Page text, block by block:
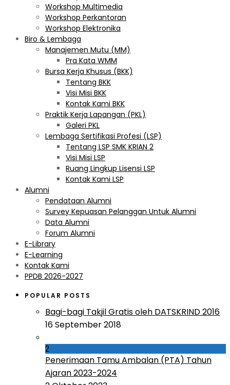
Workshop Multimedia
Workshop Perkantoran
Workshop Elektronika
Biro & Lembaga
Manajemen Mutu (MM)
Pra Kata WMM
Bursa Kerja Khusus (BKK)
Tentang BKK
Visi Misi BKK
Kontak Kami BKK
Praktik Kerja Lapangan (PKL)
Galeri PKL
Lembaga Sertifikasi Profesi (LSP)
Tentang LSP SMK KRIAN 2
Visi Misi LSP
Ruang Lingkup Lisensi LSP
Kontak Kami LSP
Alumni
Pendataan Alumni
Survey Kepuasan Pelanggan Untuk Alumni
Data Alumni
Forum Alumni
E-Library
E-Learning
Kontak Kami
PPDB 2026-2027
POPULAR POSTS
Bagi-bagi Takjil Gratis oleh DATSKRIND 2016
16 September 2018
2
Penerimaan Tamu Ambalan (PTA) Tahun
Ajaran 2023-2024